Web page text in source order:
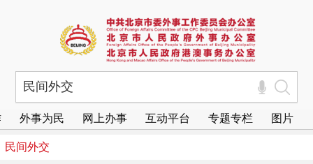
外事为民 网上办事 互动平台 专题专栏 图片
民间外交